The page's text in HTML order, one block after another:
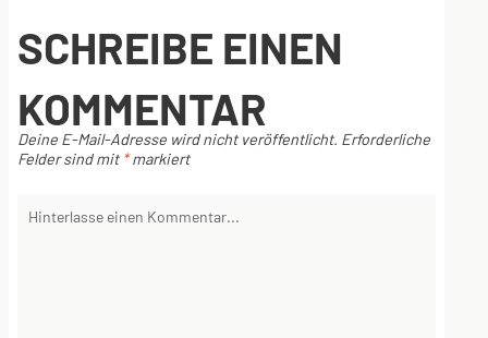
SCHREIBE EINEN
KOMMENTAR
Deine E-Mail-Adresse wird nicht veröffentlicht. Erforderliche
Felder sind mit *markiert